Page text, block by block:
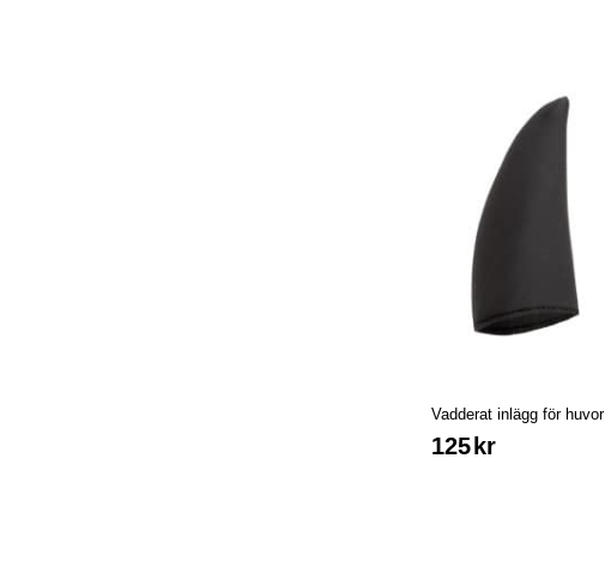
Vadderat inlägg för huvor
125 kr